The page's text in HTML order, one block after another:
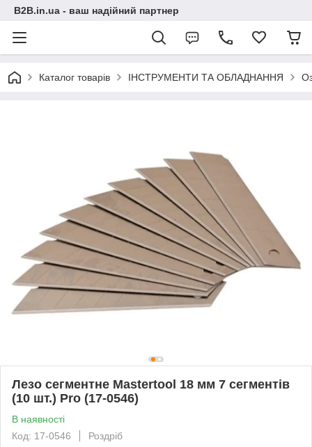
B2B.in.ua - ваш надійний партнер
Каталог товарів ІНСТРУМЕНТИ ТА ОБЛАДНАННЯ
Лезо сегментне Mastertool 18 мм 7 сегментів
(10 шт.) Pro (17-0546)
В наявності
Код: 17-0546
Роздріб